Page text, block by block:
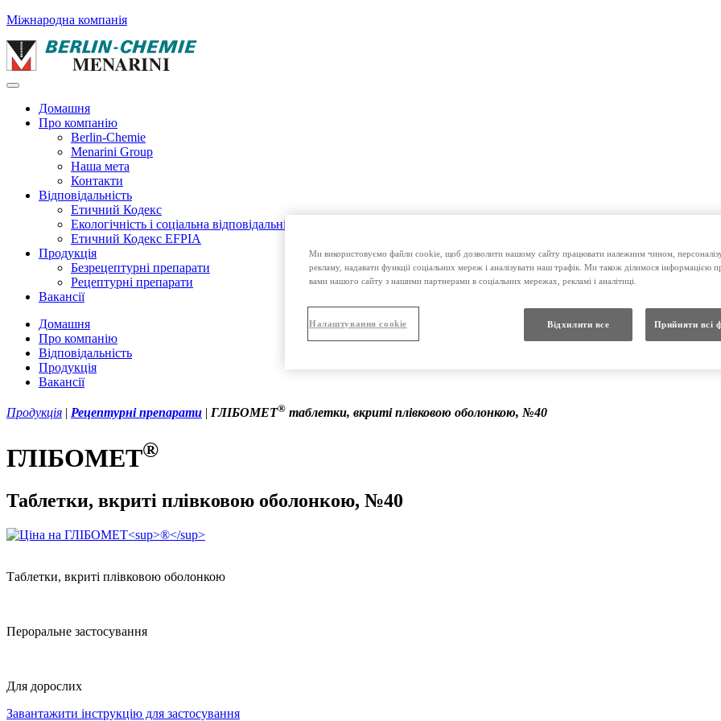
Міжнародна компанія
Домашня
Про компанію
Berlin-Chemie
Menarini Group
Наша мета
Контакти
Відповідальність
Етичний Кодекс
Екологічність і соціальна відповідальність
Етичний Кодекс EFPIA
Продукція
Безрецептурні препарати
Рецептурні препарати
Вакансії
Домашня
Про компанію
Відповідальність
Продукція
Вакансії
Продукція | Рецептурні препарати | ГЛІБОМЕТ® таблетки, вкриті плівковою оболонкою, №40
ГЛІБОМЕТ®
Таблетки, вкриті плівковою оболонкою, №40
Таблетки, вкриті плівковою оболонкою
Пероральне застосування
Для дорослих
Завантажити інструкцію для застосування
Ми використовуємо файли cookie, щоб дозволити нашому сайту працювати належним чином,
рекламу, надавати функції соціальних мереж і аналізувати наш трафік. Ми також ділимося інформацією
вами нашого сайту з нашими партнерами в соціальних мережах, рекламі і аналітиці.
Відхилити все Прийняти всі
Налаштування cookie